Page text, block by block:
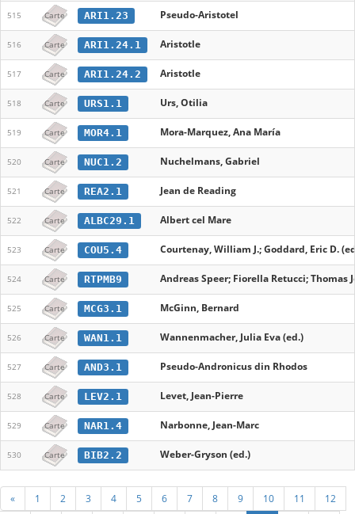
515 Carte ARI1.23 Pseudo-Aristotel
516 Carte ARI1.24.1 Aristotle
517 Carte ARI1.24.2 Aristotle
518 Carte URS1.1 Urs, Otilia
519 Carte MOR4.1 Mora-Marquez, Ana María
520 Carte NUC1.2 Nuchelmans, Gabriel
521 Carte REA2.1 Jean de Reading
522 Carte ALBC29.1 Albert cel Mare
523 Carte COU5.4 Courtenay, William J.; Goddard, Eric D.
524 Carte RTPMB9 Andreas Speer; Fiorella Retucci; Thomas
525 Carte MCG3.1 McGinn, Bernard
526 Carte WAN1.1 Wannenmacher, Julia Eva (ed.)
527 Carte AND3.1 Pseudo-Andronicus din Rhodos
528 Carte LEV2.1 Levet, Jean-Pierre
529 Carte NAR1.4 Narbonne, Jean-Marc
530 Carte BIB2.2 Weber-Gryson (ed.)
« 1 2 3 4 5 6 7 8 9 10 11 12